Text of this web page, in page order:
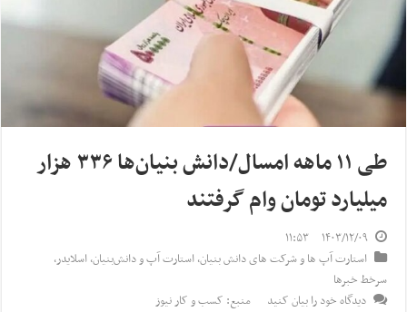
طی ۱۱ ماهه امسال/دانش‌ بنیان‌ها ۳۳۶ هزار
میلیارد تومان وام گرفتند
۱۴۰۳/۱۲/۰۹
۱۱:۵۳
استارت آپ ها و شرکت های دانش بنیان,استارت آپ‌ و دانش‌بنیان‌,اسلایدر,
سرخط خبرها
دیدگاه خود را بیان کنید
منبع: کسب و کار نیوز